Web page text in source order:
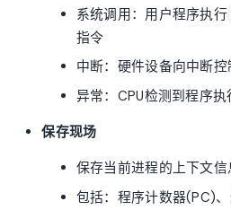
系统调用：用户程序执行
指令
中断：硬件设备向中断
异常：CPU检测到程序执
保存现场
保存当前进程的上下文信
包括：程序计数器(PC)